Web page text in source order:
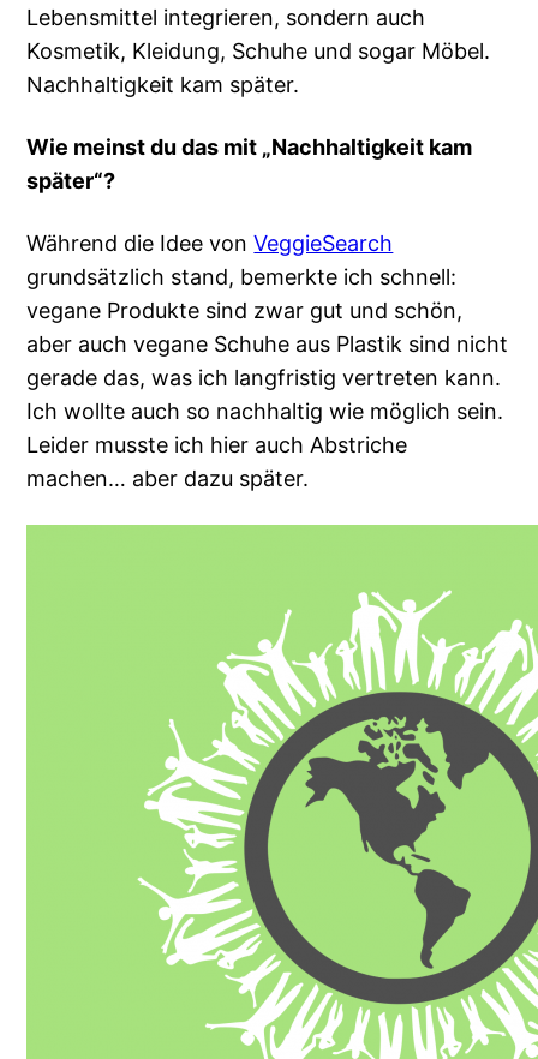
Lebensmittel integrieren, sondern auch
Kosmetik, Kleidung, Schuhe und sogar Möbel.
Nachhaltigkeit kam später.
Wie meinst du das mit „Nachhaltigkeit kam
später“?
Während die Idee vonVeggieSearch
grundsätzlich stand, bemerkte ich schnell:
vegane Produkte sind zwar gut und schön,
aber auch vegane Schuhe aus Plastik sind nicht
gerade das, was ich langfristig vertreten kann.
Ich wollte auch so nachhaltig wie möglich sein.
Leider musste ich hier auch Abstriche
machen… aber dazu später.